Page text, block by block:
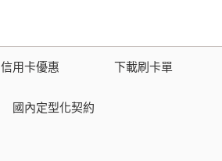
信用卡優惠 下載刷卡單
國內定型化契約